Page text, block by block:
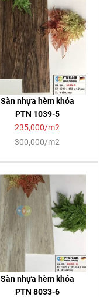
Sàn nhựa hèm khóa
PTN 1039-5
235,000/m2
300,000/m2
Sàn nhựa hèm khóa
PTN 8033-6